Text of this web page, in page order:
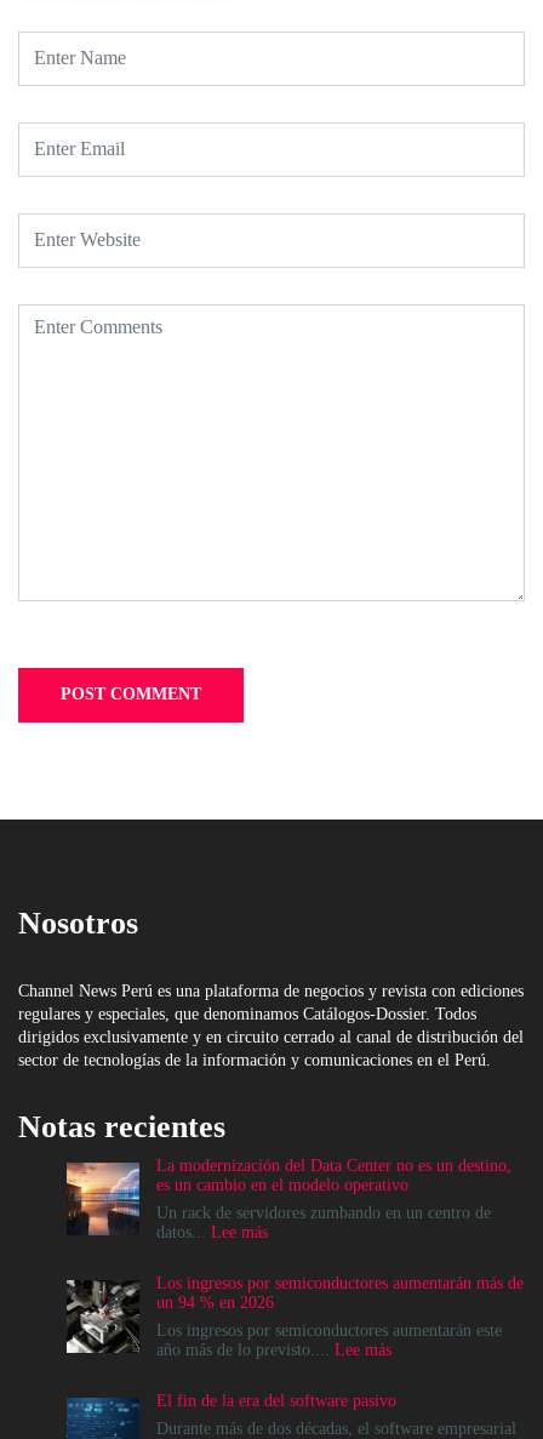
Nosotros
Channel News Perú es una plataforma de negocios y revista con ediciones
regulares y especiales, que denominamos Catálogos-Dossier. Todos
dirigidos exclusivamente y en circuito cerrado al canal de distribución del
sector de tecnologías de la información y comunicaciones en el Perú.
Notas recientes
La modernización del Data Center no es un destino,
es un cambio en el modelo operativo
Un rack de servidores zumbando en un centro de
datos... Lee más:
del
Data
Center
no
destino,
es
Los ingresos por semiconductores aumentarán más de
un 94 % en 2026
Los ingresos por semiconductores aumentarán este
año más de lo previsto.... Lee más:
por
semiconductores
El fin de la era del software pasivo
Durante más de dos décadas, el software empresarial